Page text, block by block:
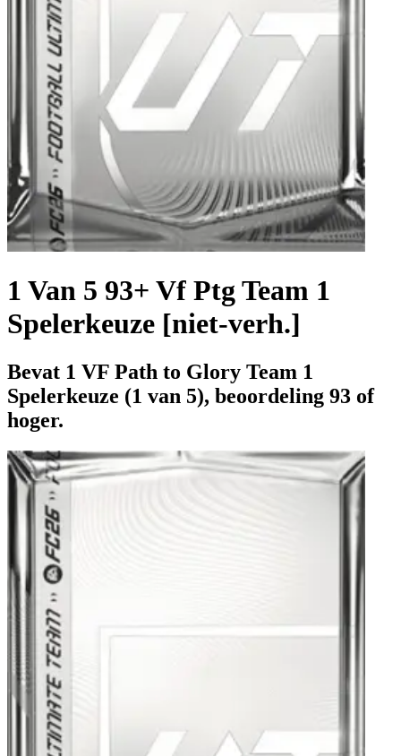
1 Van 5 93+ Vf Ptg Team 1
Spelerkeuze [niet-verh.]
Bevat 1 VF Path to Glory Team 1
Spelerkeuze (1 van 5), beoordeling 93 of
hoger.